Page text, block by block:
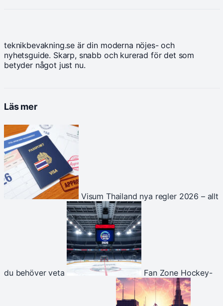
teknikbevakning.se är din moderna nöjes- och
nyhetsguide. Skarp, snabb och kurerad för det som
betyder något just nu.
Läs mer
Visum Thailand nya regler 2026 – allt
du behöver veta Fan Zone Hockey-